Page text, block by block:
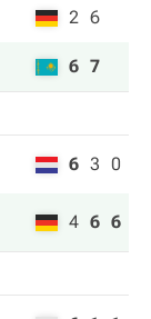
2 6
6 7
6 3 0
4 6 6